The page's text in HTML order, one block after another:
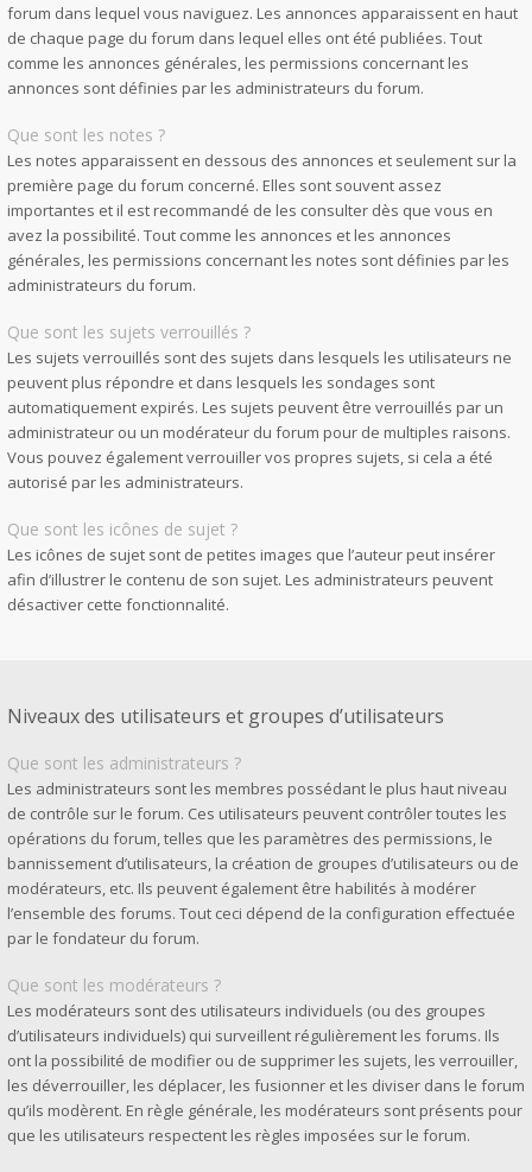
forum dans lequel vous naviguez. Les annonces apparaissent en haut
de chaque page du forum dans lequel elles ont été publiées. Tout
comme les annonces générales, les permissions concernant les
annonces sont définies par les administrateurs du forum.
Que sont les notes ?
Les notes apparaissent en dessous des annonces et seulement sur la
première page du forum concerné. Elles sont souvent assez
importantes et il est recommandé de les consulter dès que vous en
avez la possibilité. Tout comme les annonces et les annonces
générales, les permissions concernant les notes sont définies par les
administrateurs du forum.
Que sont les sujets verrouillés ?
Les sujets verrouillés sont des sujets dans lesquels les utilisateurs ne
peuvent plus répondre et dans lesquels les sondages sont
automatiquement expirés. Les sujets peuvent être verrouillés par un
administrateur ou un modérateur du forum pour de multiples raisons.
Vous pouvez également verrouiller vos propres sujets, si cela a été
autorisé par les administrateurs.
Que sont les icônes de sujet ?
Les icônes de sujet sont de petites images que l’auteur peut insérer
afin d’illustrer le contenu de son sujet. Les administrateurs peuvent
désactiver cette fonctionnalité.
Niveaux des utilisateurs et groupes d’utilisateurs
Que sont les administrateurs ?
Les administrateurs sont les membres possédant le plus haut niveau
de contrôle sur le forum. Ces utilisateurs peuvent contrôler toutes les
opérations du forum, telles que les paramètres des permissions, le
bannissement d’utilisateurs, la création de groupes d’utilisateurs ou de
modérateurs, etc. Ils peuvent également être habilités à modérer
l’ensemble des forums. Tout ceci dépend de la configuration effectuée
par le fondateur du forum.
Que sont les modérateurs ?
Les modérateurs sont des utilisateurs individuels (ou des groupes
d’utilisateurs individuels) qui surveillent régulièrement les forums. Ils
ont la possibilité de modifier ou de supprimer les sujets, les verrouiller,
les déverrouiller, les déplacer, les fusionner et les diviser dans le forum
qu’ils modèrent. En règle générale, les modérateurs sont présents pour
que les utilisateurs respectent les règles imposées sur le forum.